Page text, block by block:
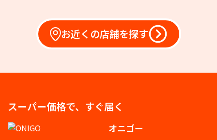
お近くの店舗を探す
スーパー価格で、すぐ届く
オニゴー